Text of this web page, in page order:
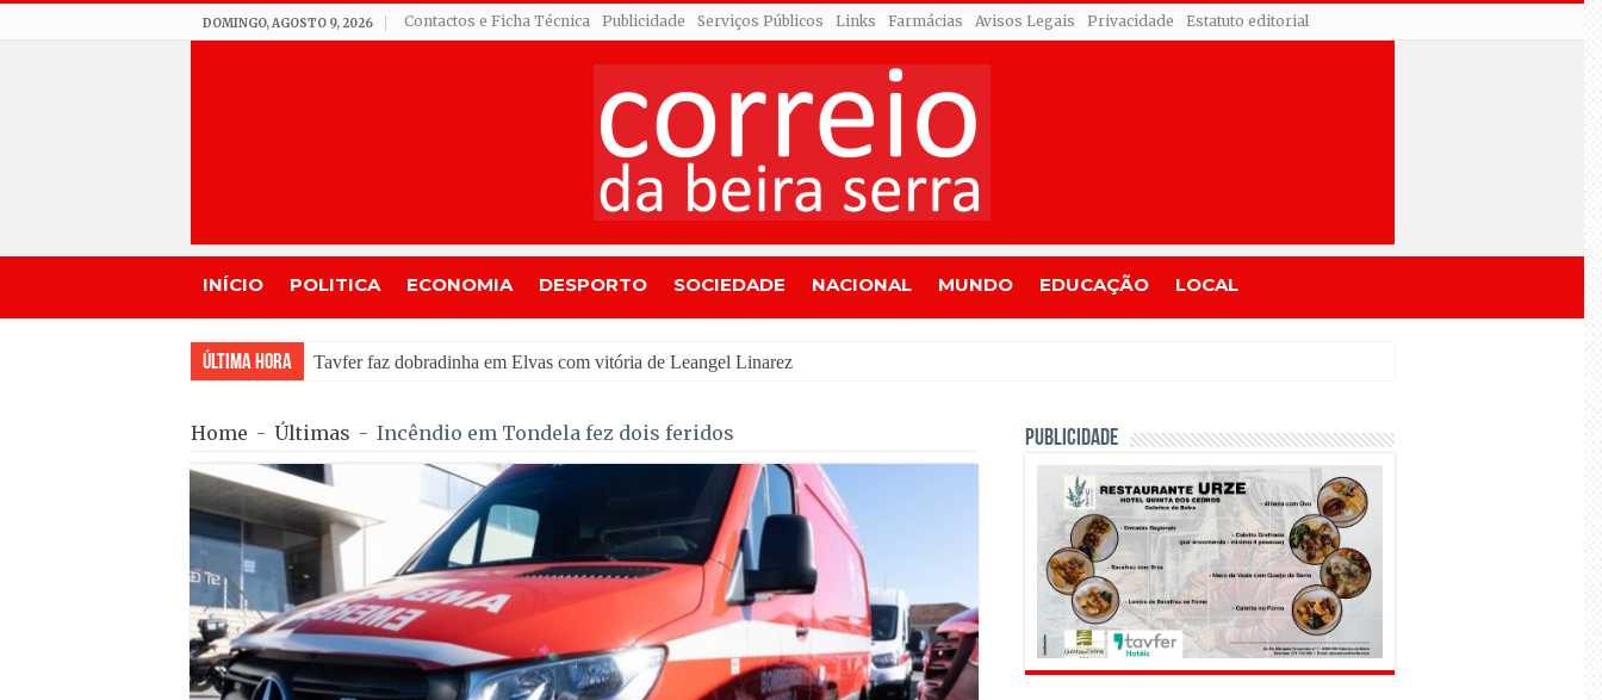
DOMINGO, AGOSTO 9, 2026 Contactos e Ficha Técnica Publicidade Serviços Públicos Links Farmácias Avisos Legais Privacidade Estatuto editorial
INÍCIO POLITICA ECONOMIA DESPORTO SOCIEDADE NACIONAL MUNDO EDUCAÇÃO LOCAL
Última Hora Incêndio em Fornos de Algo
Home - Últimas - Incêndio em Tondela fez dois feridos PUBLICIDADE